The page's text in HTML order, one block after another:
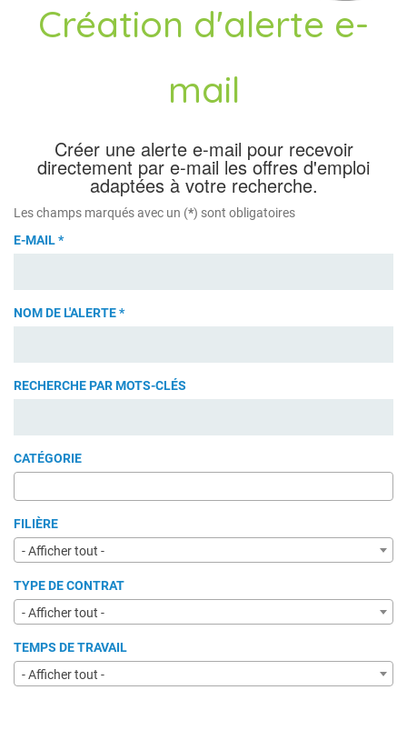
Création d'alerte e-
mail
Créer une alerte e-mail pour recevoir
directement par e-mail les offres d'emploi
adaptées à votre recherche.
Les champs marqués avec un (*) sont obligatoires
E-MAIL*
NOM DE L'ALERTE*
RECHERCHE PAR MOTS-CLÉS
CATÉGORIE
FILIÈRE
- Afficher tout -
TYPE DE CONTRAT
- Afficher tout -
TEMPS DE TRAVAIL
- Afficher tout -